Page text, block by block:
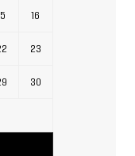
16
23
30